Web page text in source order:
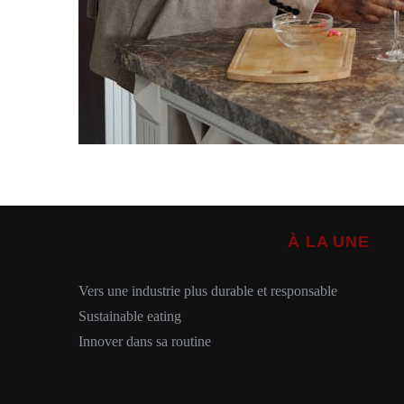
À LA UNE
Vers une industrie plus durable et responsable
Sustainable eating
Innover dans sa routine